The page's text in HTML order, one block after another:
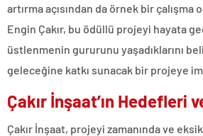
artırma açısından da örnek bir çalışma
Engin Çakır, bu ödüllü projeyi hayata
üstlenmenin gururunu yaşadıklarını
geleceğine katkı sunacak bir projeye
Çakır İnşaat’ın Hedefleri
Çakır İnşaat, projeyi zamanında ve